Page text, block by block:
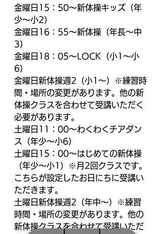
金曜日15：50～新体操キッズ（年
少～小2）
金曜日16：55～新体操（年長～中
3）
金曜日18：05～LOCK（小1～小
6）
金曜日新体操週2（小1～）※練習時
間・場所の変更があります。他の新
体操クラスを合わせて受講いただく
必要があります。
土曜日11：00～わくわくチアダン
ス（年少～小6）
土曜日15：00～はじめての新体操
（年少～小1）※月2回クラスです。
こちらが設定したお日にちに受講い
ただきます。
土曜日新体操週2（年中～）※練習
時間・場所の変更があります。他の
新体操クラスを合わせて受講いただ